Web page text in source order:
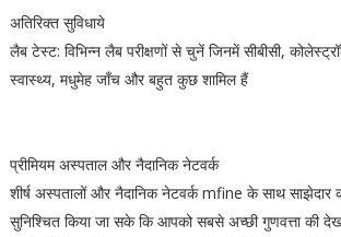
अतिरिक्त सुविधाये
लैब टेस्ट: विभिन्न लैब परीक्षणों से चुनें जिनमें सीबीसी,
स्वास्थ्य, मधुमेह जाँच और बहुत कुछ शामिल हैं
प्रीमियम अस्पताल और नैदानिक ​​नेटवर्क
शीर्ष अस्पतालों और नैदानिक ​​नेटवर्क mfine के साथ साझेदार
सुनिश्चित किया जा सके कि आपको सबसे अच्छी गुणवत्ता की